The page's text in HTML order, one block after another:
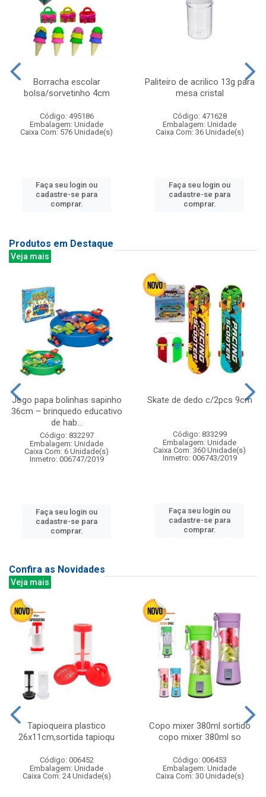
Borracha escolar
bolsa/sorvetinho 4cm
Código: 495186
Embalagem: Unidade
Caixa Com: 576 Unidade(s)
Faça seu login ou
cadastre-se para
comprar.
Paliteiro de acrilico 13g para
mesa cristal
Código: 471628
Embalagem: Unidade
Caixa Com: 36 Unidade(s)
Faça seu login ou
cadastre-se para
comprar.
Produtos em Destaque
Veja mais
Jogo papa bolinhas sapinho
36cm – brinquedo educativo
de hab...
Código: 832297
Embalagem: Unidade
Caixa Com: 6 Unidade(s)
Inmetro: 006747/2019
Faça seu login ou
cadastre-se para
comprar.
Skate de dedo c/2pcs 9cm
Código: 833299
Embalagem: Unidade
Caixa Com: 360 Unidade(s)
Inmetro: 006743/2019
Faça seu login ou
cadastre-se para
comprar.
Confira as Novidades
Veja mais
Tapioqueira plastico
26x11cm,sortida tapioqu
Código: 006452
Embalagem: Unidade
Caixa Com: 24 Unidade(s)
Copo mixer 380ml sortido
copo mixer 380ml so
Código: 006453
Embalagem: Unidade
Caixa Com: 30 Unidade(s)